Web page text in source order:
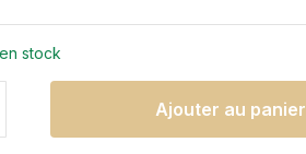
stock
Ajouter au panier